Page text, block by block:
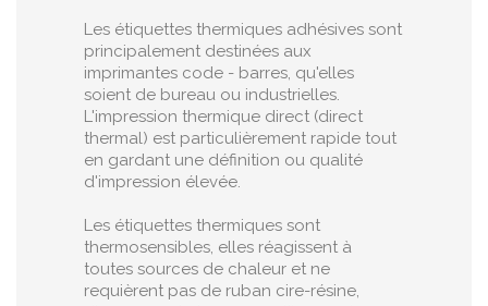
Les étiquettes thermiques adhésives sont
principalement destinées aux
imprimantes code - barres, qu'elles
soient de bureau ou industrielles.
L'impression thermique direct (direct
thermal) est particulièrement rapide tout
en gardant une définition ou qualité
d'impression élevée.
Les étiquettes thermiques sont
thermosensibles, elles réagissent à
toutes sources de chaleur et ne
requièrent pas de ruban cire-résine,